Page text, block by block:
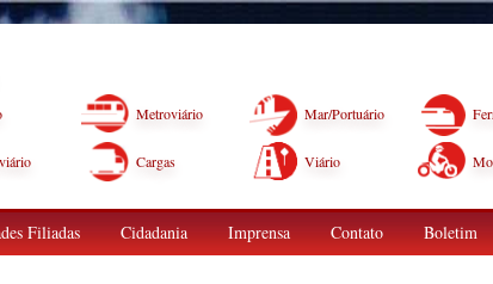
Metroviário Mar/Portuário
Cargas Viário
Filiadas Cidadania Imprensa Contato Boletim